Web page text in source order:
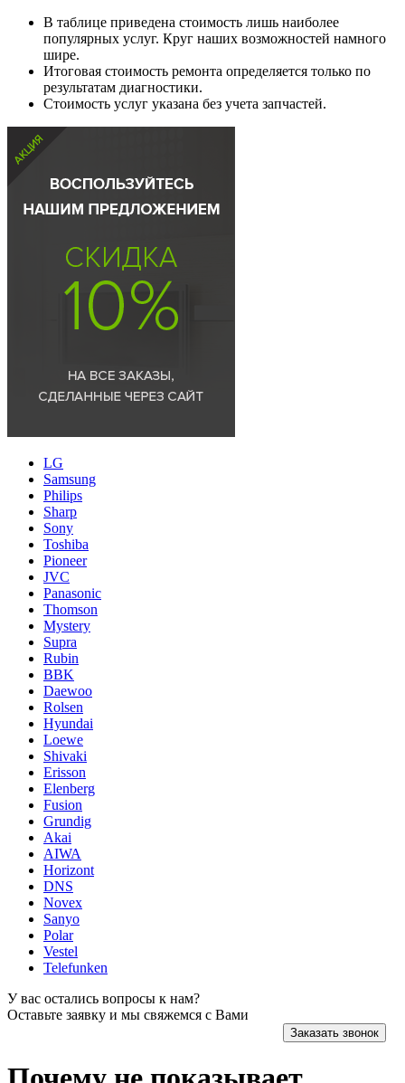
В таблице приведена стоимость лишь наиболее
популярных услуг. Круг наших возможностей намного
шире.
Итоговая стоимость ремонта определяется только по
результатам диагностики.
Стоимость услуг указана без учета запчастей.
LG
Samsung
Philips
Sharp
Sony
Toshiba
Pioneer
JVC
Panasonic
Thomson
Mystery
Supra
Rubin
BBK
Daewoo
Rolsen
Hyundai
Loewe
Shivaki
Erisson
Elenberg
Fusion
Grundig
Akai
AIWA
Horizont
DNS
Novex
Sanyo
Polar
Vestel
Telefunken
У вас остались вопросы к нам?
Оставьте заявку и мы свяжемся с Вами
Заказать звонок